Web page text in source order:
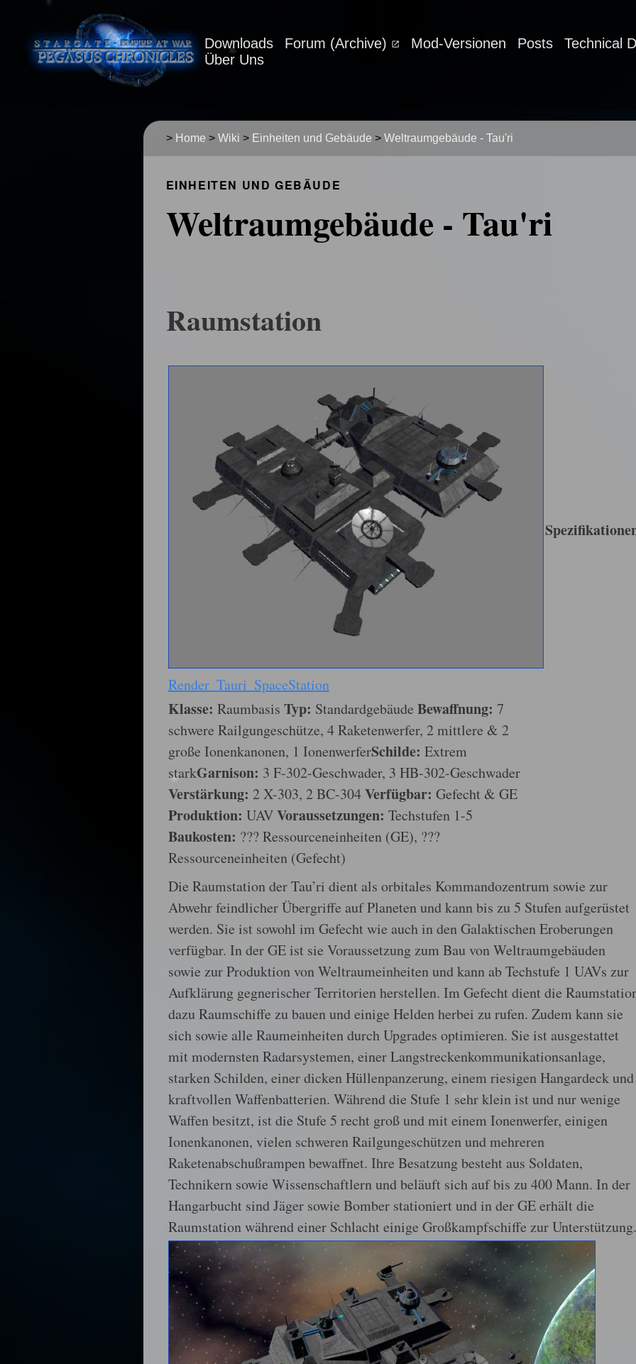
Downloads Forum (Archive) Mod-Versionen Posts
Technical
Über Uns
> Home > Wiki > Einheiten und Gebäude > Weltraumgebäude - Tau'ri
EINHEITEN UND GEBÄUDE
Weltraumgebäude - Tau'ri
Raumstation
Render_Tauri_SpaceStation
Klasse: Raumbasis Typ: Standardgebäude Bewaffnung: 7
schwere Railgungeschütze, 4 Raketenwerfer, 2 mittlere & 2
große Ionenkanonen, 1 IonenwerferSchilde: Extrem
starkGarnison: 3 F-302-Geschwader, 3 HB-302-Geschwader
Verstärkung: 2 X-303, 2 BC-304Verfügbar: Gefecht & GE
Produktion: UAVVoraussetzungen: Techstufen 1-5
Baukosten: ??? Ressourceneinheiten (GE), ???
Ressourceneinheiten (Gefecht)
Die Raumstation der Tau’ri dient als orbitales Kommandozentrum sowie zur
Abwehr feindlicher Übergriffe auf Planeten und kann bis zu 5 Stufen aufgerüstet
werden. Sie ist sowohl im Gefecht wie auch in den Galaktischen Eroberungen
verfügbar. In der GE ist sie Voraussetzung zum Bau von Weltraumgebäuden
sowie zur Produktion von Weltraumeinheiten und kann ab Techstufe 1 UAVs zur
Aufklärung gegnerischer Territorien herstellen. Im Gefecht dient die
dazu Raumschiffe zu bauen und einige Helden herbei zu rufen. Zudem kann sie
sich sowie alle Raumeinheiten durch Upgrades optimieren. Sie ist ausgestattet
mit modernsten Radarsystemen, einer Langstreckenkommunikationsanlage,
starken Schilden, einer dicken Hüllenpanzerung, einem riesigen Hangardeck und
kraftvollen Waffenbatterien. Während die Stufe 1 sehr klein ist und nur wenige
Waffen besitzt, ist die Stufe 5 recht groß und mit einem Ionenwerfer, einigen
Ionenkanonen, vielen schweren Railgungeschützen und mehreren
Raketenabschußrampen bewaffnet. Ihre Besatzung besteht aus Soldaten,
Technikern sowie Wissenschaftlern und beläuft sich auf bis zu 400 Mann. In der
Hangarbucht sind Jäger sowie Bomber stationiert und in der GE erhält die
Raumstation während einer Schlacht einige Großkampfschiffe zur Unterstützung.